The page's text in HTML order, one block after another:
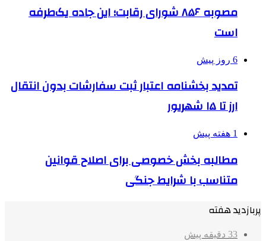
مصوبه ۸۵۶ شورای رقابت؛ این جاده یک‌طرفه
است
6 روز پیش
تمدید بخشنامه اعتبار ثبت سفارشات بدون انتقال
ارز تا ۱۵ شهریور
1 هفته پیش
مطالبه بخش خصوصی برای اصلاح قوانین
متناسب با شرایط جنگی
پربازدید هفته
33 دقیقه پیش